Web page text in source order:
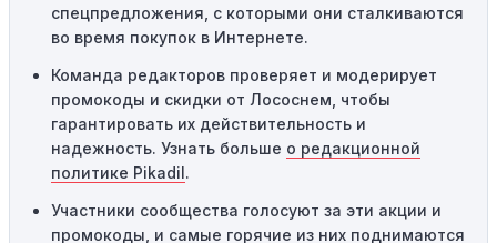
применяться.
предназначены только для однократного
использования. Если код уже был использован кем-то
другим, он не будет действовать повторно.
Технические сбои:
привести к неработоспособности кодов промокодов. В
спецпредложения, с которыми они сталкиваются
во время покупок в Интернете.
Команда редакторов проверяет и модерирует
промокоды и скидки от Лососнем, чтобы
гарантировать их действительность и
надежность. Узнать больше о редакционной
политике Pikadil.
Участники сообщества голосуют за эти акции и
промокоды, и самые горячие из них поднимаются